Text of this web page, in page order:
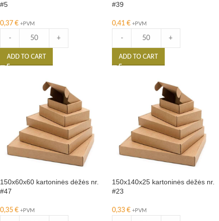
#5
0,37 € +PVM
- +
ADD TO CART
#39
0,41 € +PVM
- +
ADD TO CART
150x60x60 kartoninės dėžės nr.
#47
0,35 € +PVM
150x140x25 kartoninės dėžės nr.
#23
0,33 € +PVM